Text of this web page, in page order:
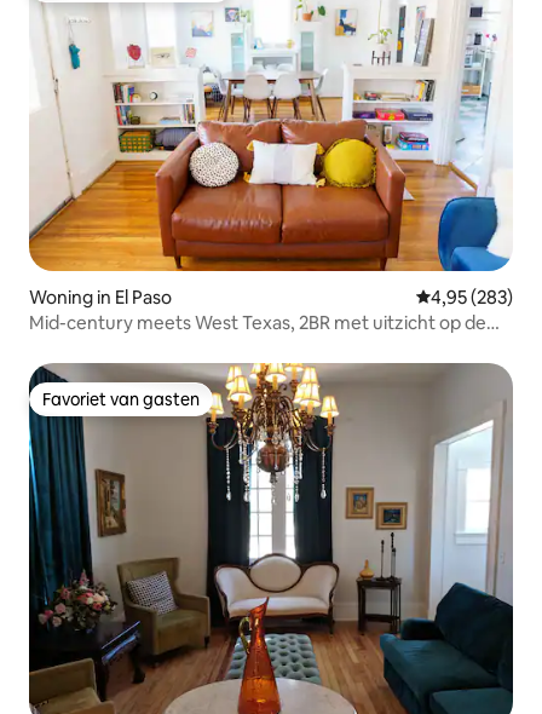
Woning in El Paso Gemiddelde
4,95 (283)
Mid-century meets West Texas, 2BR met uitzicht op de
Favoriet van gasten
Favoriet van gasten